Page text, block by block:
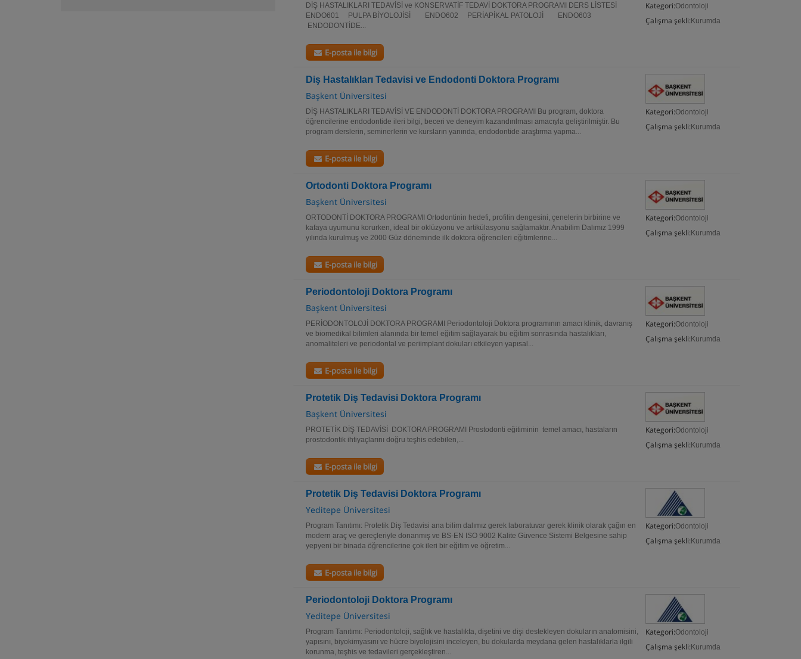
Kategori:Odontoloji
Çalışma şekli: Kurumda
DİŞ HASTALIKLARI TEDAVİSİ ve KONSERVATİF TEDAVİ DOKTORA PROGRAMI DERS LİSTESİ
ENDO601 PULPA BİYOLOJİSİ ENDO602 PERİAPİKAL PATOLOJİ ENDO603
ENDODONTİDE...
E-posta ile bilgi
Diş Hastalıkları Tedavisi ve Endodonti Doktora Programı
Başkent Üniversitesi
Kategori:Odontoloji
Çalışma şekli: Kurumda
DİŞ HASTALIKLARI TEDAVİSİ VE ENDODONTİ DOKTORA PROGRAMI Bu program, doktora
öğrencilerine endodontide ileri bilgi, beceri ve deneyim kazandırılması amacıyla geliştirilmiştir. Bu
program derslerin, seminerlerin ve kursların yanında, endodontide araştırma yapma...
E-posta ile bilgi
Ortodonti Doktora Programı
Başkent Üniversitesi
Kategori:Odontoloji
Çalışma şekli: Kurumda
ORTODONTİ DOKTORA PROGRAMI Ortodontinin hedefi, profilin dengesini, çenelerin birbirine ve
kafaya uyumunu korurken, ideal bir oklüzyonu ve artikülasyonu sağlamaktır. Anabilim Dalımız 1999
yılında kurulmuş ve 2000 Güz döneminde ilk doktora öğrencileri eğitimlerine...
E-posta ile bilgi
Periodontoloji Doktora Programı
Başkent Üniversitesi
Kategori:Odontoloji
Çalışma şekli: Kurumda
PERİODONTOLOJİ DOKTORA PROGRAMI Periodontoloji Doktora programının amacı klinik, davranış
ve biomedikal bilimleri alanında bir temel eğitim sağlayarak bu eğitim sonrasında hastalıkları,
anomaliteleri ve periodontal ve periimplant dokuları etkileyen yapısal...
E-posta ile bilgi
Protetik Diş Tedavisi Doktora Programı
Başkent Üniversitesi
Kategori:Odontoloji
Çalışma şekli: Kurumda
PROTETİK DİŞ TEDAVİSİ DOKTORA PROGRAMI Prostodonti eğitiminin temel amacı, hastaların
prostodontik ihtiyaçlarını doğru teşhis edebilen,...
E-posta ile bilgi
Protetik Diş Tedavisi Doktora Programı
Yeditepe Üniversitesi
Kategori:Odontoloji
Çalışma şekli: Kurumda
Program Tanıtımı: Protetik Diş Tedavisi ana bilim dalımız gerek laboratuvar gerek klinik olarak çağın en
modern araç ve gereçleriyle donanmış ve BS-EN ISO 9002 Kalite Güvence Sistemi Belgesine sahip
yepyeni bir binada öğrencilerine çok ileri bir eğitim ve öğretim...
E-posta ile bilgi
Periodontoloji Doktora Programı
Yeditepe Üniversitesi
Kategori:Odontoloji
Çalışma şekli: Kurumda
Program Tanıtımı: Periodontoloji, sağlık ve hastalıkta, dişetini ve dişi destekleyen dokuların anatomisini,
yapısını, biyokimyasını ve hücre biyolojisini inceleyen, bu dokularda meydana gelen hastalıklarla ilgili
korunma, teşhis ve tedavileri gerçekleştiren...